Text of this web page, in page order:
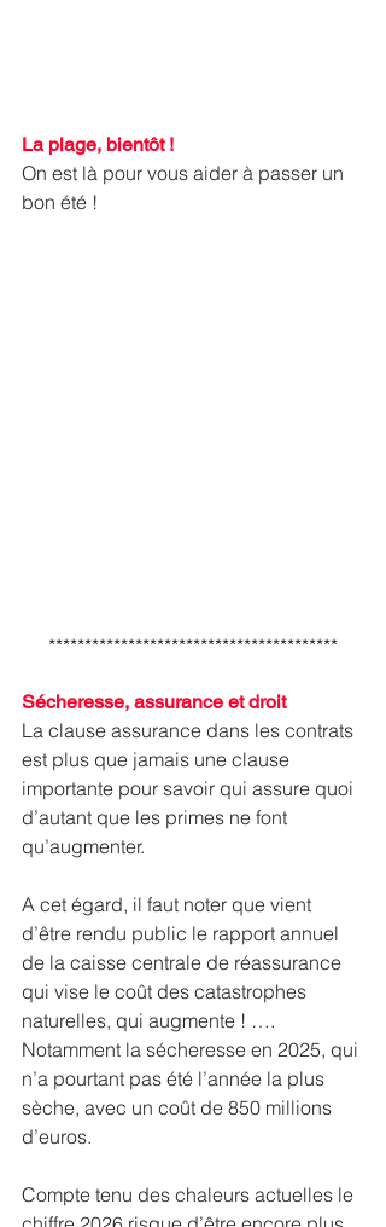
La plage, bientôt !
On est là pour vous aider à passer un
bon été !
****************************************
Sécheresse, assurance et droit
La clause assurance dans les contrats
est plus que jamais une clause
importante pour savoir qui assure quoi
d’autant que les primes ne font
qu’augmenter.
A cet égard, il faut noter que vient
d’être rendu public le rapport annuel
de la caisse centrale de réassurance
qui vise le coût des catastrophes
naturelles, qui augmente ! ….
Notamment la sécheresse en 2025, qui
n’a pourtant pas été l’année la plus
sèche, avec un coût de 850 millions
d’euros.
Compte tenu des chaleurs actuelles le